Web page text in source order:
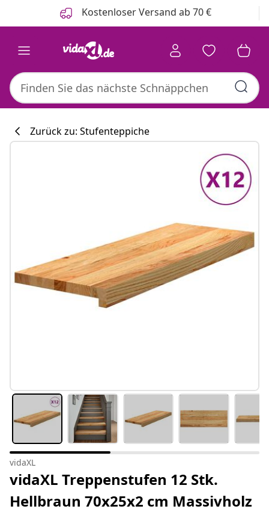
Kostenloser Versand ab 70 €
Zurück zu: Stufenteppiche
vidaXL
vidaXL Treppenstufen 12 Stk.
Hellbraun 70x25x2 cm Massivholz